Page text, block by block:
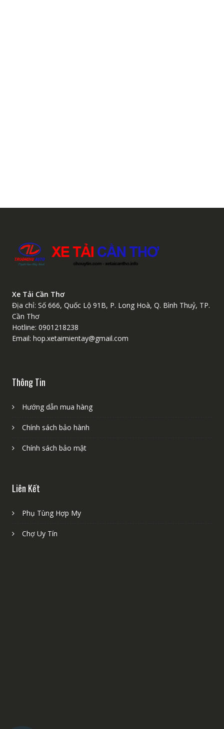
Xe Tải Cần Thơ
Địa chỉ: Số 666, Quốc Lộ 91B, P. Long Hoà, Q. Bình Thuỷ, TP.
Cần Thơ
Hotline: 0901218238
Email: hop.xetaimientay@gmail.com
Thông Tin
Hướng dẫn mua hàng
Chính sách bảo hành
Chính sách bảo mật
Liên Kết
Phụ Tùng Hợp My
Chợ Uy Tín